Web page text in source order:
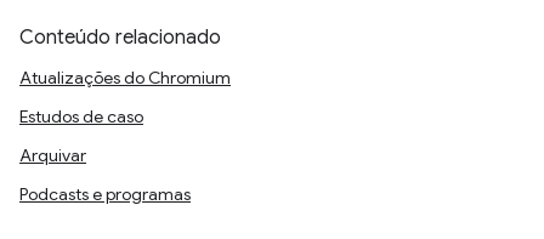
Conteúdo relacionado
Atualizações do Chromium
Estudos de caso
Arquivar
Podcasts e programas